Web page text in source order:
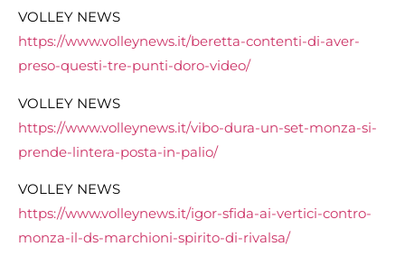
VOLLEY NEWS
https://www.volleynews.it/beretta-contenti-di-aver-
preso-questi-tre-punti-doro-video/
VOLLEY NEWS
https://www.volleynews.it/vibo-dura-un-set-monza-si-
prende-lintera-posta-in-palio/
VOLLEY NEWS
https://www.volleynews.it/igor-sfida-ai-vertici-contro-
monza-il-ds-marchioni-spirito-di-rivalsa/